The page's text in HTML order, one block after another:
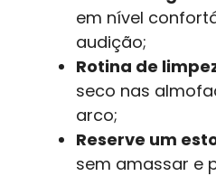
em nível
audição;
Rotina de
seco nas
arco;
Reserve um
sem amassar e